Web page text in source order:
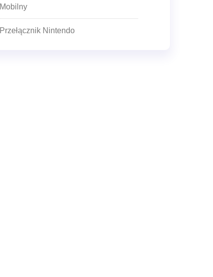
Mobilny
Przełącznik Nintendo